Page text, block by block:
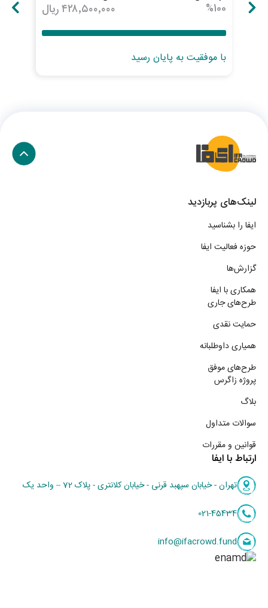
%100 ۴۲۸٬۵۰۰٬۰۰۰ریال
با موفقیت به پایان رسید
لینک‌های پربازدید
ایفا را بشناسید
حوزه فعالیت ایفا
گزارش‌ها
همکاری با ایفا
طرح‌های جاری
حمایت نقدی
همیاری داوطلبانه
طرح‌های موفق
پروژه زاگرس
بلاگ
سوالات متداول
قوانین و مقررات
ارتباط با ایفا
تهران - خیابان سپهبد قرنی - خیابان کلانتری - پلاک 72 – واحد یک
021-45434
info@ifacrowd.fund